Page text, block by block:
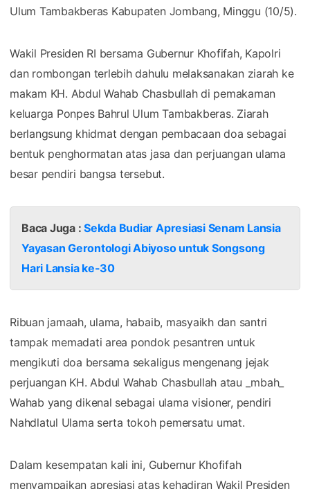
Ulum Tambakberas Kabupaten Jombang, Minggu (10/5).
Wakil Presiden RI bersama Gubernur Khofifah, Kapolri
dan rombongan terlebih dahulu melaksanakan ziarah ke
makam KH. Abdul Wahab Chasbullah di pemakaman
keluarga Ponpes Bahrul Ulum Tambakberas. Ziarah
berlangsung khidmat dengan pembacaan doa sebagai
bentuk penghormatan atas jasa dan perjuangan ulama
besar pendiri bangsa tersebut.
Baca Juga :Sekda Budiar Apresiasi Senam Lansia
Yayasan Gerontologi Abiyoso untuk Songsong
Hari Lansia ke-30
Ribuan jamaah, ulama, habaib, masyaikh dan santri
tampak memadati area pondok pesantren untuk
mengikuti doa bersama sekaligus mengenang jejak
perjuangan KH. Abdul Wahab Chasbullah atau _mbah_
Wahab yang dikenal sebagai ulama visioner, pendiri
Nahdlatul Ulama serta tokoh pemersatu umat.
Dalam kesempatan kali ini, Gubernur Khofifah
menyampaikan apresiasi atas kehadiran Wakil Presiden